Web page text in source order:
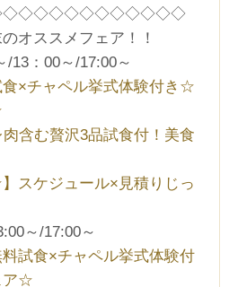
オススメフェア！！
/13：00～/17:00～
食×チャペル挙式体験付き☆
肉含む贅沢3品試食付！美食
スケジュール×見積りじっ
～/17:00～
料試食×チャペル挙式体験付
ア☆